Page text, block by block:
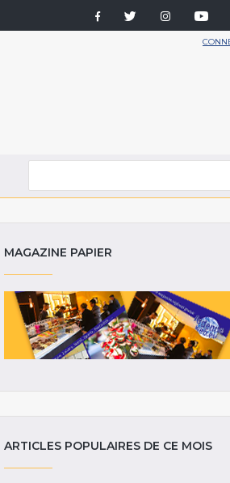
MAGAZINE PAPIER
ARTICLES POPULAIRES DE CE MOIS